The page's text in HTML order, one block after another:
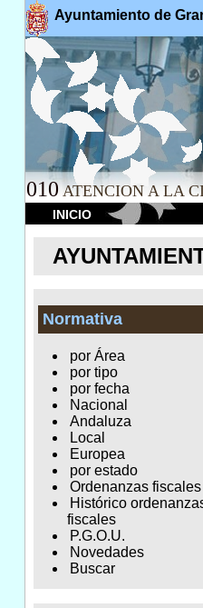
Ayuntamiento de
010 ATENCION A LA
INICIO
Normativa
por Área
por tipo
por fecha
Nacional
Andaluza
Local
Europea
por estado
Ordenanzas fiscales
Histórico
fiscales
P.G.O.U.
Novedades
Buscar